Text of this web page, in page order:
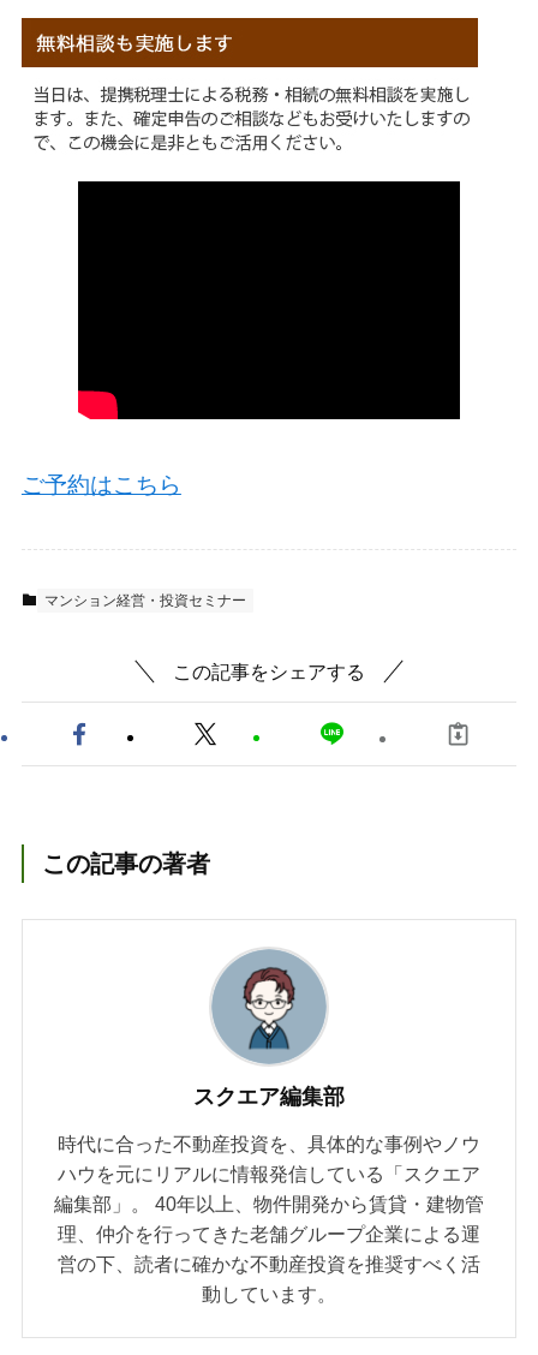
ご予約はこちら
マンション経営・投資セミナー
この記事をシェアする
この記事の著者
スクエア編集部
時代に合った不動産投資を、具体的な事例やノウ
ハウを元にリアルに情報発信している「スクエア
編集部」。 40年以上、物件開発から賃貸・建物管
理、仲介を行ってきた老舗グループ企業による運
営の下、読者に確かな不動産投資を推奨すべく活
動しています。